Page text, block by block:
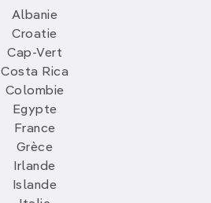
Albanie
Croatie
Cap-Vert
Costa Rica
Colombie
Egypte
France
Grèce
Irlande
Islande